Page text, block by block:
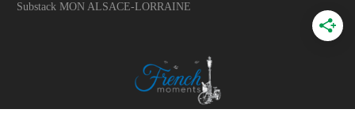
Substack MON ALSACE-LORRAINE